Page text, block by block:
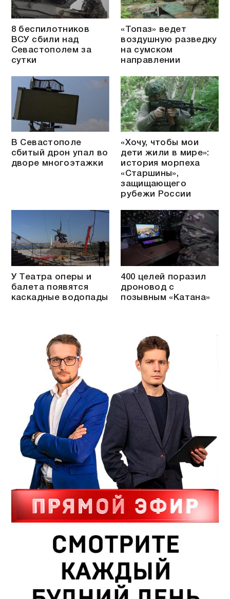
8 беспилотников
ВСУ сбили над
Севастополем за
сутки
«Топаз» ведет
воздушную разведку
на сумском
направлении
В Севастополе
сбитый дрон упал во
дворе многоэтажки
«Хочу, чтобы мои
дети жили в мире»:
история морпеха
«Старшины»,
защищающего
рубежи России
У Театра оперы и
балета появятся
каскадные водопады
400 целей поразил
дроновод с
позывным «Катана»